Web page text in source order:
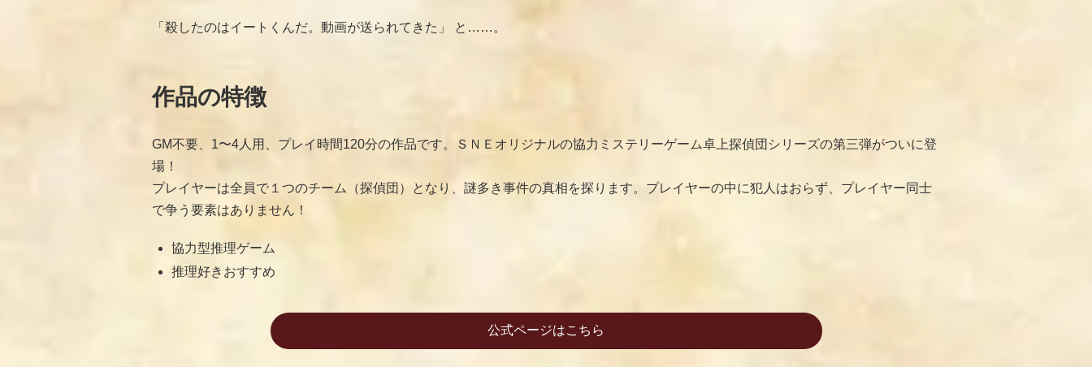
「殺したのはイートくんだ。動画が送られてきた」 と……。
作品の特徴
GM不要、1〜4人用、プレイ時間120分の作品です。ＳＮＥオリジナルの協力ミステリーゲーム卓上探偵団シリーズの第三弾がついに登
場！
プレイヤーは全員で１つのチーム（探偵団）となり、謎多き事件の真相を探ります。プレイヤーの中に犯人はおらず、プレイヤー同士
で争う要素はありません！
協力型推理ゲーム
推理好きおすすめ
公式ページはこちら